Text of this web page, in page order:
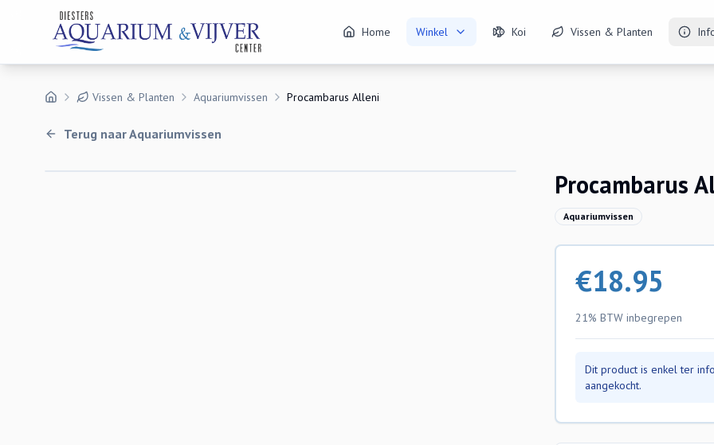
Home Winkel Koi Vissen & Planten
Vissen & Planten Aquariumvissen Procambarus Alleni
Terug naarAquariumvissen
Procambarus
Aquariumvissen
€18.95
21% BTW inbegrepen
Dit product is enkel ter
aangekocht.